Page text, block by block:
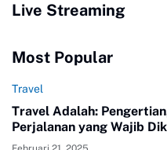
Live Streaming
Most Popular
Travel
Travel Adalah:
Perjalanan yang Wajib